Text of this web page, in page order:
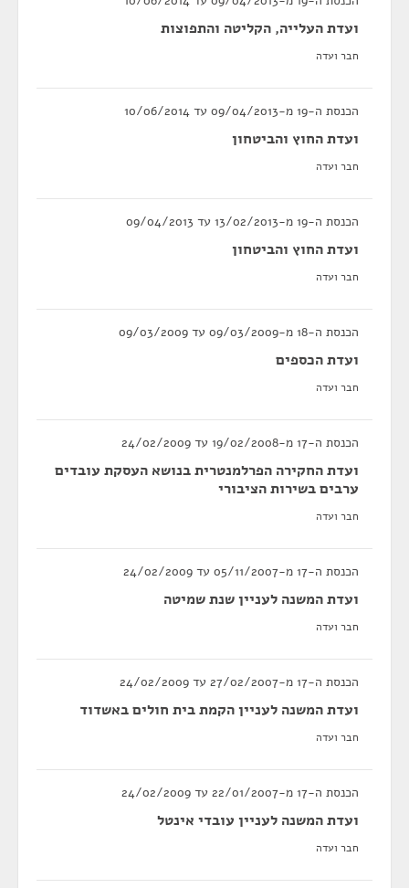
ועדת העלייה, הקליטה והתפוצות
חבר ועדה
הכנסת ה-19 מ-09/04/2013 עד 10/06/2014
ועדת החוץ והביטחון
חבר ועדה
הכנסת ה-19 מ-13/02/2013 עד 09/04/2013
ועדת החוץ והביטחון
חבר ועדה
הכנסת ה-18 מ-09/03/2009 עד 09/03/2009
ועדת הכספים
חבר ועדה
הכנסת ה-17 מ-19/02/2008 עד 24/02/2009
ועדת החקירה הפרלמנטרית בנושא העסקת עובדים
ערבים בשירות הציבורי
חבר ועדה
הכנסת ה-17 מ-05/11/2007 עד 24/02/2009
ועדת המשנה לעניין שנת שמיטה
חבר ועדה
הכנסת ה-17 מ-27/02/2007 עד 24/02/2009
ועדת המשנה לעניין הקמת בית חולים באשדוד
חבר ועדה
הכנסת ה-17 מ-22/01/2007 עד 24/02/2009
ועדת המשנה לעניין עובדי אינטל
חבר ועדה